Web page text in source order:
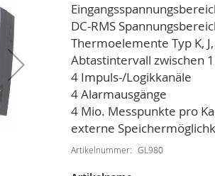
DC-RMS
Thermoelemente Typ K, J,
Abtastintervall zwischen
4 Impuls-/Logikkanäle
4 Alarmausgänge
4 Mio. Messpunkte pro
externe
Artikelnummer GL980